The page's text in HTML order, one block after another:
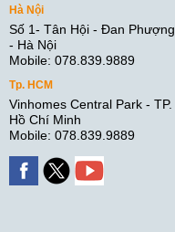
Hà Nội
Số 1- Tân Hội - Đan Phượng
- Hà Nội
Mobile: 078.839.9889
Tp. HCM
Vinhomes Central Park - TP.
Hồ Chí Minh
Mobile: 078.839.9889